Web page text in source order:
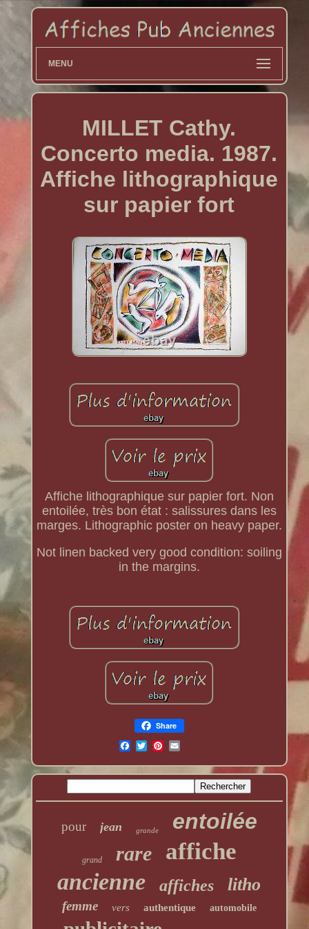
MENU
MILLET Cathy.
Concerto media. 1987.
Affiche lithographique
sur papier fort
Affiche lithographique sur papier fort. Non
entoilée, très bon état : salissures dans les
marges. Lithographic poster on heavy paper.
Not linen backed very good condition: soiling
in the margins.
Share
pour jean grande entoilée
grand rare affiche
ancienne affiches litho
femme vers authentique automobile